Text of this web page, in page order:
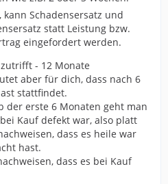
Schadensersatz und
statt Leistung bzw.
eingefordert werden.
- 12 Monate
aber für dich, dass nach 6
stattfindet.
der erste 6 Monaten geht man
Kauf defekt war, also platt
dass es heile war
hast.
dass es bei Kauf